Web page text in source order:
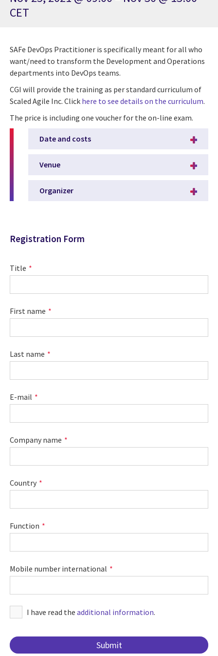
CET
SAFe DevOps Practitioner is specifically meant for all who
want/need to transform the Development and Operations
departments into DevOps teams.
CGI will provide the training as per standard curriculum of
Scaled Agile Inc. Click here to see details on the curriculum.
The price is including one voucher for the on-line exam.
Date and costs
Venue
Organizer
Registration Form
Title
First name
Last name
E-mail
Company name
Country
Function
Mobile number international
I have read the additional information.